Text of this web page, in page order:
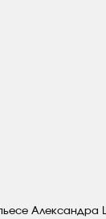
Александра